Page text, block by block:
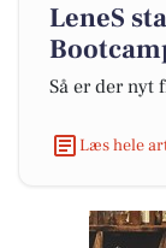
LeneS
Så er der nyt
Læs hele